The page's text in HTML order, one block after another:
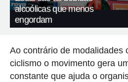
alcoólicas que menos
engordam
Ao contrário de modalidades
ciclismo o movimento gera
constante que ajuda o